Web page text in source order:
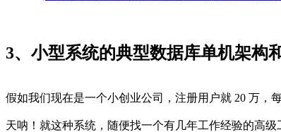
3、小型系统的典型数据库单机架构
假如我们现在是一个小创业公司，注册用户就 20 万，
天呐！就这种系统，随便找一个有几年工作经验的高